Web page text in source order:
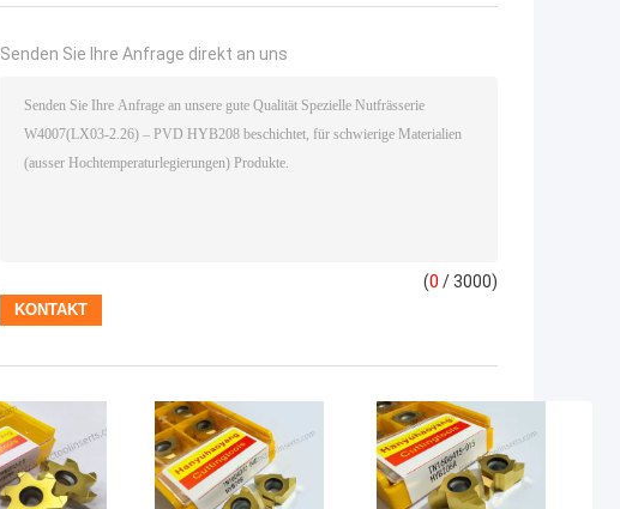
Senden Sie Ihre Anfrage direkt an uns
(0 / 3000)